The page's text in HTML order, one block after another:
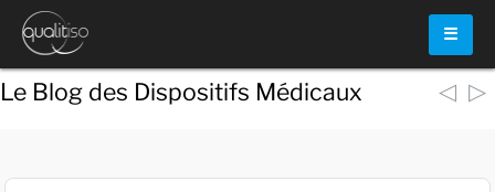
☰
Le Blog des Dispositifs Médicaux ◁ ▷